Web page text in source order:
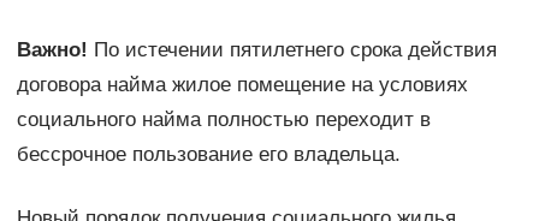
Важно! По истечении пятилетнего срока действия
договора найма жилое помещение на условиях
социального найма полностью переходит в
бессрочное пользование его владельца.